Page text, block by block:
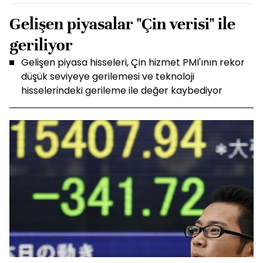
Gelişen piyasalar "Çin verisi" ile
geriliyor
Gelişen piyasa hisseleri, Çin hizmet PMI'ının rekor
düşük seviyeye gerilemesi ve teknoloji
hisselerindeki gerileme ile değer kaybediyor